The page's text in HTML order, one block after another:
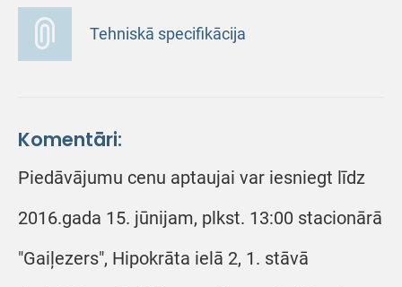
Tehniskā specifikācija
Komentāri:
Piedāvājumu cenu aptaujai var iesniegt līdz
2016.gada 15. jūnijam, plkst. 13:00 stacionārā
"Gaiļezers", Hipokrāta ielā 2, 1. stāvā